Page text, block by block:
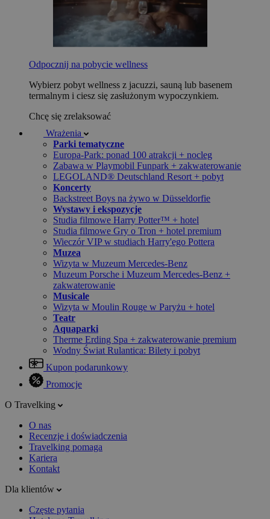
Odpocznij na pobycie wellness
Wybierz pobyt wellness z jacuzzi, sauną lub basenem
termalnym i ciesz się zasłużonym wypoczynkiem.
Chcę się zrelaksować
Wrażenia
Parki tematyczne
Europa-Park: ponad 100 atrakcji + nocleg
Zabawa w Playmobil Funpark + zakwaterowanie
LEGOLAND® Deutschland Resort + pobyt
Koncerty
Backstreet Boys na żywo w Düsseldorfie
Wystawy i ekspozycje
Studia filmowe Harry Potter™ + hotel
Studia filmowe Gry o Tron + hotel premium
Wieczór VIP w studiach Harry'ego Pottera
Muzea
Wizyta w Muzeum Mercedes-Benz
Muzeum Porsche i Muzeum Mercedes-Benz +
zakwaterowanie
Musicale
Wizyta w Moulin Rouge w Paryżu + hotel
Teatr
Aquaparki
Therme Erding Spa + zakwaterowanie premium
Wodny Świat Rulantica: Bilety i pobyt
Kupon podarunkowy
Promocje
O Travelking
O nas
Recenzje i doświadczenia
Travelking pomaga
Kariera
Kontakt
Dla klientów
Częste pytania